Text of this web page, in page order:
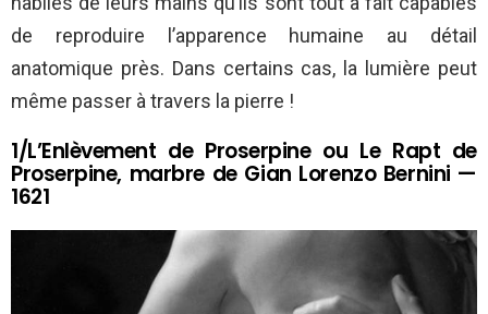
de reproduire l’apparence humaine au détail
anatomique près. Dans certains cas, la lumière peut
même passer à travers la pierre !
1/L’Enlèvement de Proserpine ou Le Rapt de
Proserpine, marbre de Gian Lorenzo Bernini —
1621